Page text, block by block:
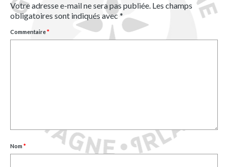
Votre adresse e-mail ne sera pas publiée. Les champs
obligatoires sont indiqués avec*
Commentaire*
Nom*